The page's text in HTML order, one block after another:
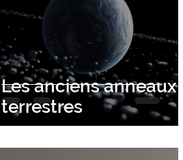
Les anciens anneaux
terrestres